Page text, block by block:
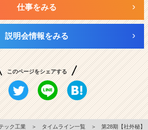
仕事をみる
説明会情報をみる
このページをシェアする
ック工業 ＞ タイムライン一覧 ＞
第28期【社外秘】